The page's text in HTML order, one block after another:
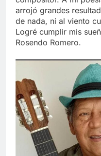
arrojó grandes
de nada, ni al viento
Logré cumplir mis
Rosendo Romero.